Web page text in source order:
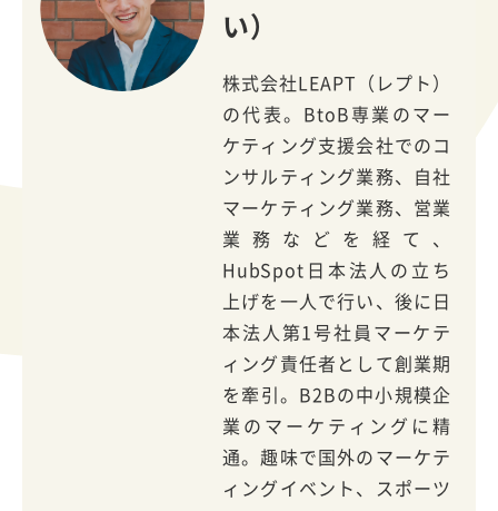
い）
株式会社LEAPT（レプト）
の代表。BtoB専業のマー
ケティング支援会社でのコ
ンサルティング業務、自社
マーケティング業務、営業
業務などを経て、
HubSpot日本法人の立ち
上げを一人で行い、後に日
本法人第1号社員マーケテ
ィング責任者として創業期
を牽引。B2Bの中小規模企
業のマーケティングに精
通。趣味で国外のマーケテ
ィングイベント、スポーツ